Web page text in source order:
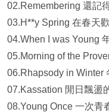
02.Remembering 還
03.H**y Spring 在春天
04.When I was Young
05.Morning of the
06.Rhapsody in
07.Kassation 閒日飄
08.Young Once 一次